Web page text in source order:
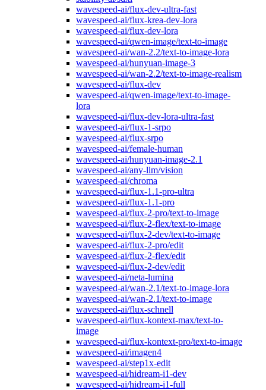
wavespeed-ai/flux-dev-ultra-fast
wavespeed-ai/flux-krea-dev-lora
wavespeed-ai/flux-dev-lora
wavespeed-ai/qwen-image/text-to-image
wavespeed-ai/wan-2.2/text-to-image-lora
wavespeed-ai/hunyuan-image-3
wavespeed-ai/wan-2.2/text-to-image-realism
wavespeed-ai/flux-dev
wavespeed-ai/qwen-image/text-to-image-
lora
wavespeed-ai/flux-dev-lora-ultra-fast
wavespeed-ai/flux-1-srpo
wavespeed-ai/flux-srpo
wavespeed-ai/female-human
wavespeed-ai/hunyuan-image-2.1
wavespeed-ai/any-llm/vision
wavespeed-ai/chroma
wavespeed-ai/flux-1.1-pro-ultra
wavespeed-ai/flux-1.1-pro
wavespeed-ai/flux-2-pro/text-to-image
wavespeed-ai/flux-2-flex/text-to-image
wavespeed-ai/flux-2-dev/text-to-image
wavespeed-ai/flux-2-pro/edit
wavespeed-ai/flux-2-flex/edit
wavespeed-ai/flux-2-dev/edit
wavespeed-ai/neta-lumina
wavespeed-ai/wan-2.1/text-to-image-lora
wavespeed-ai/wan-2.1/text-to-image
wavespeed-ai/flux-schnell
wavespeed-ai/flux-kontext-max/text-to-
image
wavespeed-ai/flux-kontext-pro/text-to-image
wavespeed-ai/imagen4
wavespeed-ai/step1x-edit
wavespeed-ai/hidream-i1-dev
wavespeed-ai/hidream-i1-full